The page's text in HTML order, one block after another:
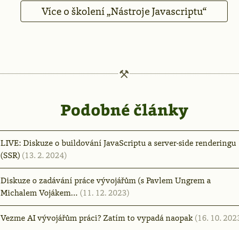
Více o školení „Nástroje Javascriptu“
Podobné články
LIVE: Diskuze o buildování JavaScriptu a server-side renderingu
(SSR)(13. 2. 2024)
Diskuze o zadávání práce vývojářům (s Pavlem Ungrem a
Michalem Vojákem… (11. 12. 2023)
Vezme AI vývojářům práci? Zatím to vypadá naopak(16. 10.